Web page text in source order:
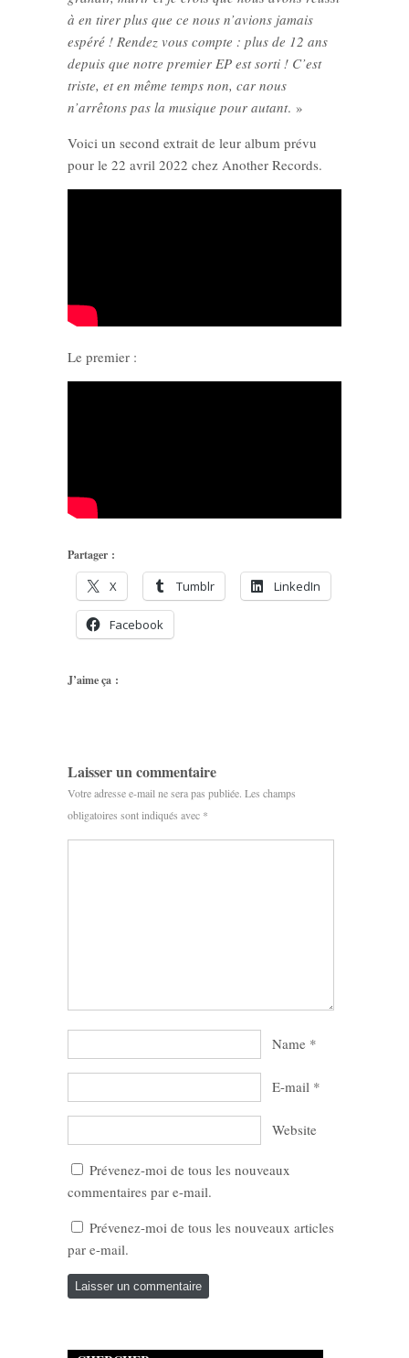
à en tirer plus que ce nous n’avions jamais
espéré ! Rendez vous compte : plus de 12 ans
depuis que notre premier EP est sorti ! C’est
triste, et en même temps non, car nous
n’arrêtons pas la musique pour autant. »
Voici un second extrait de leur album prévu
pour le 22 avril 2022 chez Another Records.
Le premier :
Partager :
X Tumblr LinkedIn
Facebook
J’aime ça :
Laisser un commentaire
Votre adresse e-mail ne sera pas publiée. Les champs
obligatoires sont indiqués avec *
Name *
E-mail *
Website
Prévenez-moi de tous les nouveaux
commentaires par e-mail.
Prévenez-moi de tous les nouveaux articles
par e-mail.